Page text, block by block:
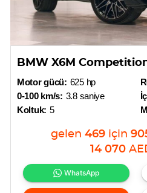
BMW X6M
Motor gücü: 625 hp
0-100 km/s: 3.8 saniye
Koltuk: 5
gelen 469 için
14 070
WhatsApp